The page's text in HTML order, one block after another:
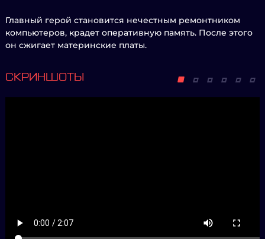
Главный герой становится нечестным ремонтником
компьютеров, крадет оперативную память. После этого
он сжигает материнские платы.
СКРИНШОТЫ